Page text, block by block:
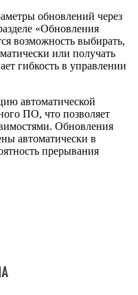
обновлений через
«Обновления
возможность выбирать,
или получать
гибкость в управлении
автоматической
ПО, что позволяет
Обновления
автоматически в
прерывания